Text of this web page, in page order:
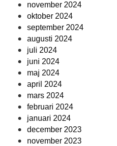
november 2024
oktober 2024
september 2024
augusti 2024
juli 2024
juni 2024
maj 2024
april 2024
mars 2024
februari 2024
januari 2024
december 2023
november 2023